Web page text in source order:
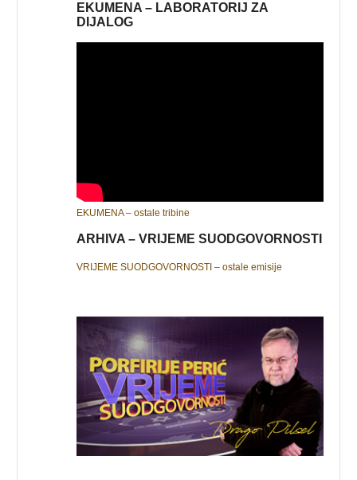
EKUMENA – LABORATORIJ ZA
DIJALOG
EKUMENA – ostale tribine
ARHIVA – VRIJEME SUODGOVORNOSTI
VRIJEME SUODGOVORNOSTI – ostale emisije